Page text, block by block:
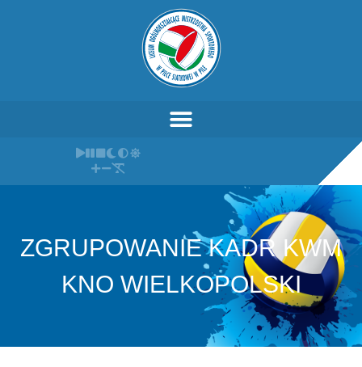
ZGRUPOWANIE KADR KWM
KNO WIELKOPOLSKI